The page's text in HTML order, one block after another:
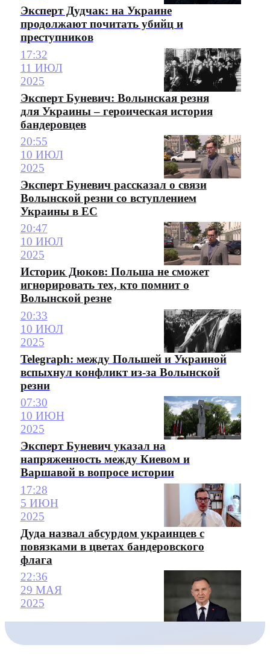
Эксперт Дудчак: на Украине
продолжают почитать убийц и
преступников
17:32
11 ИЮЛ
2025
Эксперт Буневич: Волынская резня
для Украины – героическая история
бандеровцев
20:55
10 ИЮЛ
2025
Эксперт Буневич рассказал о связи
Волынской резни со вступлением
Украины в ЕС
20:47
10 ИЮЛ
2025
Историк Дюков: Польша не сможет
игнорировать тех, кто помнит о
Волынской резне
20:33
10 ИЮЛ
2025
Telegraph: между Польшей и Украиной
вспыхнул конфликт из-за Волынской
резни
07:30
10 ИЮН
2025
Эксперт Буневич указал на
напряженность между Киевом и
Варшавой в вопросе истории
17:28
5 ИЮН
2025
Дуда назвал абсурдом украинцев с
повязками в цветах бандеровского
флага
22:36
29 МАЯ
2025